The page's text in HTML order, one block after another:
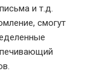
и т.д.
смогут